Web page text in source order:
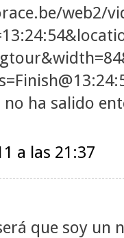
web2/
no ha salido
a las 21:37
que soy